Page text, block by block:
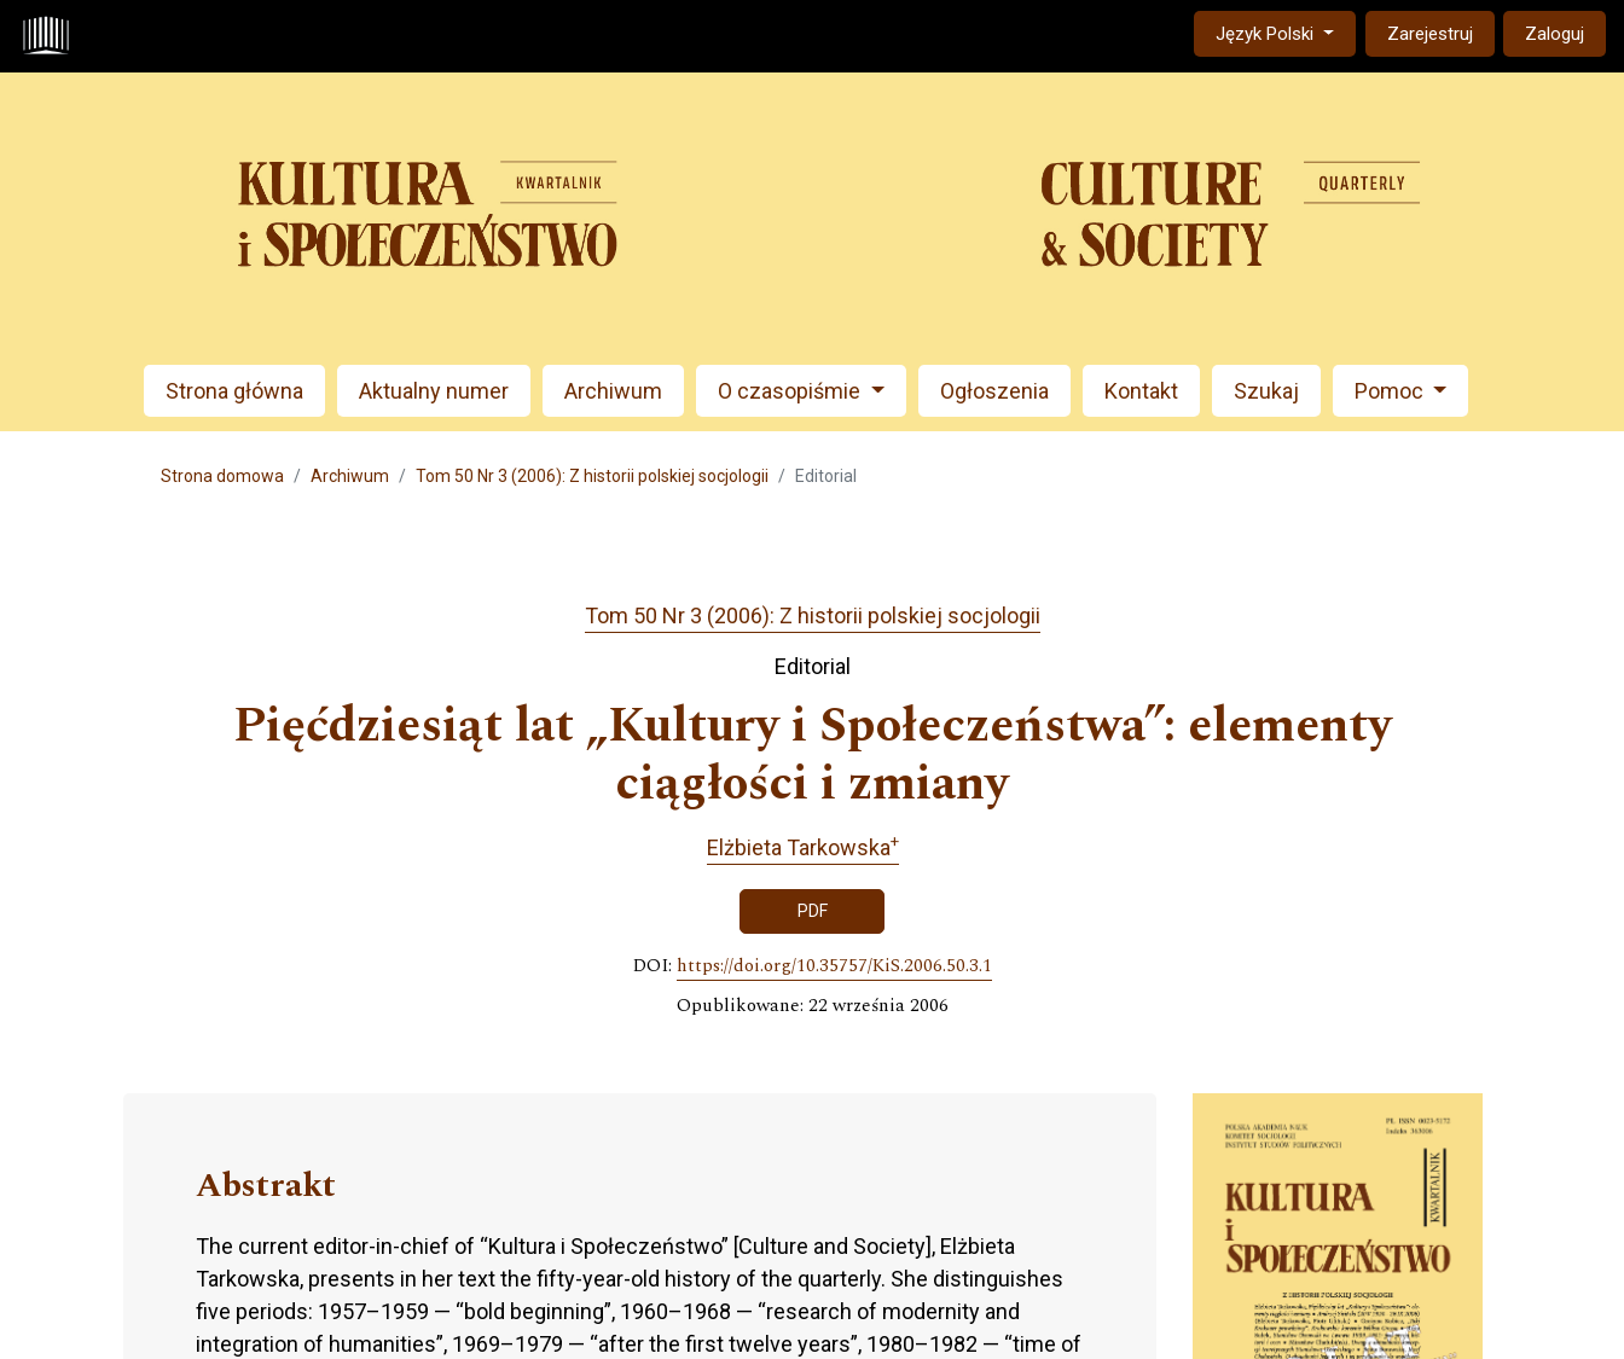
Przejdź do głównego menu
Przejdź do sekcji głównej
Przejdź do stopki
Change the language. The current language is:
Język Polski
Admin menu Zarejestruj Zaloguj
Main menu
Strona główna Aktualny numer Archiwum O czasopiśmie Ogłoszenia Kontakt Szukaj Pomoc
Strona domowa Archiwum Tom 50 Nr 3 (2006): Z historii polskiej socjologii Editorial
Tom 50 Nr 3 (2006): Z historii polskiej socjologii
Editorial
Pięćdziesiąt lat „Kultury i Społeczeństwa”: elementy
ciągłości i zmiany
Elżbieta Tarkowska+
PDF
DOI: https://doi.org/10.35757/KiS.2006.50.3.1
Opublikowane: 22 września 2006
Abstrakt
The current editor-in-chief of “Kultura i Społeczeństwo” [Culture and Society], Elżbieta
Tarkowska, presents in her text the fifty-year-old history of the quarterly. She distinguishes
five periods: 1957–1959 — “bold beginning”, 1960–1968 — “research of modernity and
integration of humanities”, 1969–1979 — “after the first twelve years”, 1980–1982 — “time of
Cover image